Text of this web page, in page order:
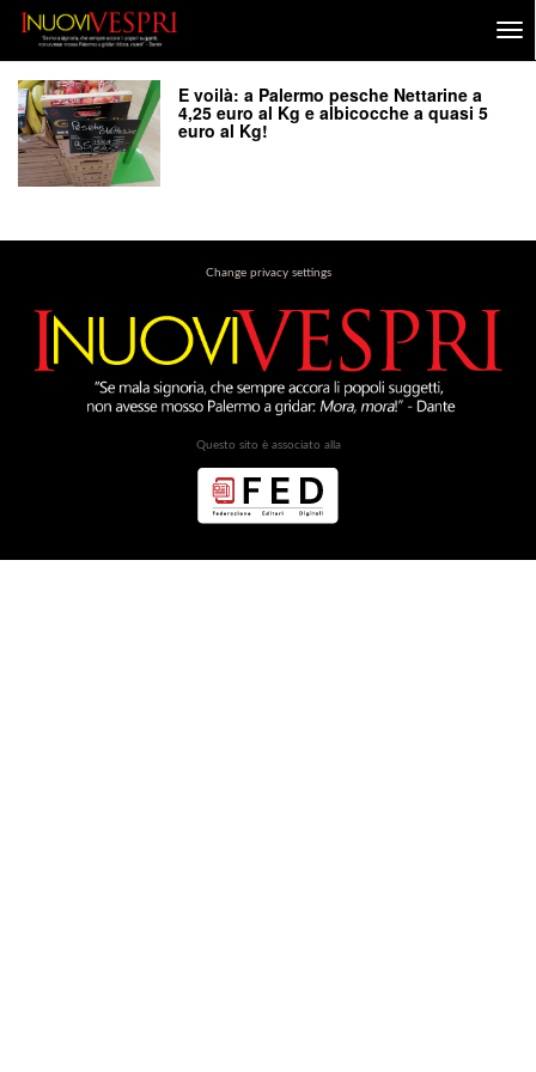
E voilà: a Palermo pesche Nettarine a
4,25 euro al Kg e albicocche a quasi 5
euro al Kg!
Change privacy settings
Questo sito è associato alla